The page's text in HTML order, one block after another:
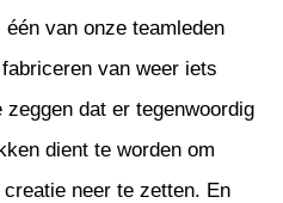
van onze teamleden
van weer iets
dat er tegenwoordig
dient te worden om
neer te zetten. En